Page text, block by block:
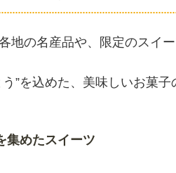
地の名産品や、限定のスイ
”を込めた、美味しいお菓子
集めたスイーツ